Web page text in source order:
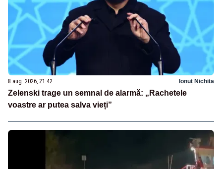
8 aug. 2026, 21:42 Ionuț Nichita
Zelenski trage un semnal de alarmă: „Rachetele
voastre ar putea salva vieți”